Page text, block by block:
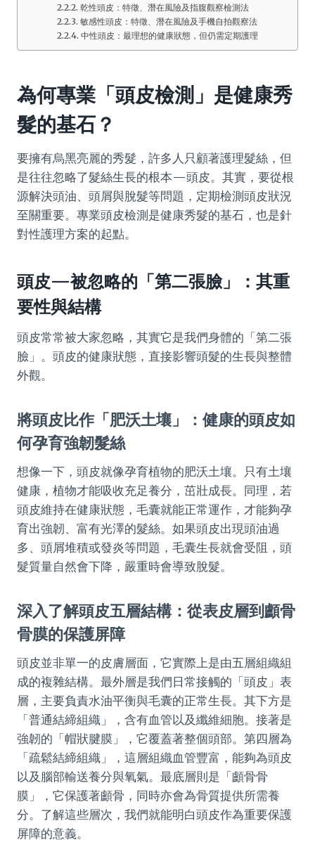
乾性頭皮：特徵、潛在風險及指腹觀察檢測法
敏感性頭皮：特徵、潛在風險及手機自拍觀察法
中性頭皮：最理想的健康狀態，但仍需定期護理
為何專業「頭皮檢測」是健康秀
髮的基石？
要擁有烏黑亮麗的秀髮，許多人只顧著護理髮絲，但
是往往忽略了髮絲生長的根本—頭皮。其實，要從根
源解決頭油、頭屑與脫髮等問題，定期檢測頭皮狀況
至關重要。專業頭皮檢測是健康秀髮的基石，也是針
對性護理方案的起點。
頭皮—被忽略的「第二張臉」：其重
要性與結構
頭皮常常被大家忽略，其實它是我們身體的「第二張
臉」。頭皮的健康狀態，直接影響頭髮的生長與整體
外觀。
將頭皮比作「肥沃土壤」：健康的頭皮如
何孕育強韌髮絲
想像一下，頭皮就像孕育植物的肥沃土壤。只有土壤
健康，植物才能吸收充足養分，茁壯成長。同理，若
頭皮維持在健康狀態，毛囊就能正常運作，才能夠孕
育出強韌、富有光澤的髮絲。如果頭皮出現頭油過
多、頭屑堆積或發炎等問題，毛囊生長就會受阻，頭
髮質量自然會下降，嚴重時會導致脫髮。
深入了解頭皮五層結構：從表皮層到顱骨
骨膜的保護屏障
頭皮並非單一的皮膚層面，它實際上是由五層組織組
成的複雜結構。最外層是我們日常接觸的「頭皮」表
層，主要負責水油平衡與毛囊的正常生長。其下方是
「普通結締組織」，含有血管以及纖維細胞。接著是
強韌的「帽狀腱膜」，它覆蓋著整個頭部。第四層為
「疏鬆結締組織」，這層組織血管豐富，能夠為頭皮
以及腦部輸送養分與氧氣。最底層則是「顱骨骨
膜」，它保護著顱骨，同時亦會為骨質提供所需養
分。了解這些層次，我們就能明白頭皮作為重要保護
屏障的意義。